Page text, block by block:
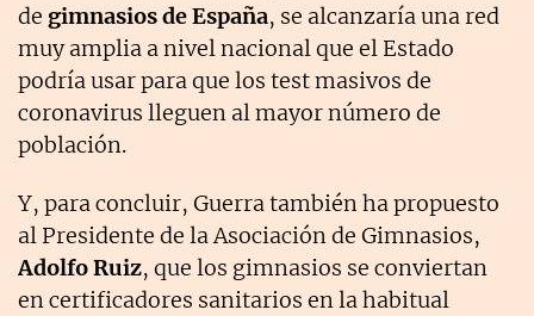
de gimnasios de España, se alcanzaría una red
muy amplia a nivel nacional que el Estado
podría usar para que los test masivos de
coronavirus lleguen al mayor número de
población.
Y, para concluir, Guerra también ha propuesto
al Presidente de la Asociación de Gimnasios,
Adolfo Ruiz, que los gimnasios se conviertan
en certificadores sanitarios en la habitual